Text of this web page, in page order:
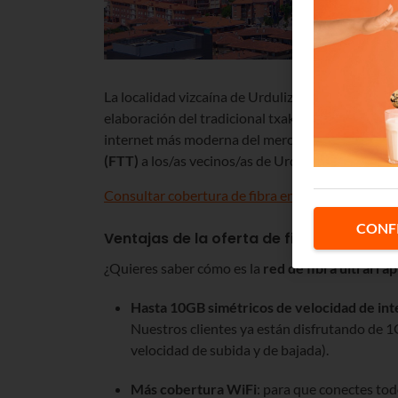
La localidad vizcaína de Urduliz se ubica en una
elaboración del tradicional txakoli. A estas
internet más moderna del mercado de la mano
(FTT) a los/as vecinos/as de Urduliz.
Consultar cobertura de fibra en Urduliz
Ventajas de la oferta de fibra óptica en
¿Quieres saber cómo es la red de fibra
Hasta 10GB simétricos de velocidad de
Nuestros clientes ya están disfrutando de
velocidad de subida y de bajada).
Más cobertura WiFi: para que conectes